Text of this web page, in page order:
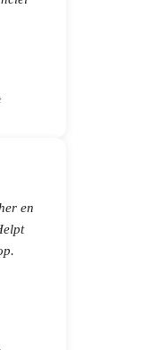
en